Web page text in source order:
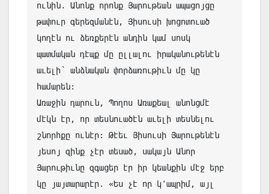
ունին. Անոնք որոնք Յարութեան ապացոյցը
թափուր գերեզմանէն, Յիսուսի խոցոտուած
կողէն ու ձեռքերէն անդին կամ սոսկ
պատմական դէպք մը ըլլալու իրականութենէն
աւելի՝ անձնական փորձառութիւն մը կը
համարեն:
Առաջին դարուն, Պողոս Առաքեալ անոնցմէ
մէկն էր, որ տեսնուածէն աւելի տեսնելու
շնորհքը ունէր: Թէեւ Յիսուսի Յարութենէն
յեսոյ զինք չէր տեսած, սակայն Անոր
Յարութիւնը զգացեր էր իր կեանքին մէջ երբ
կը յայտարարէր. «Ես չէ որ կ՚ապրիմ, այլ